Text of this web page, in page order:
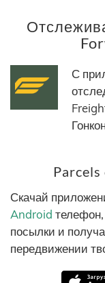
С
Скачай
Android телефон,
посылки и
передвижении